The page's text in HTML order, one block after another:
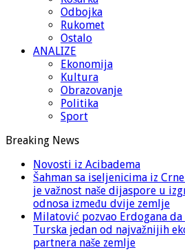
Odbojka
Rukomet
Ostalo
ANALIZE
Ekonomija
Kultura
Obrazovanje
Politika
Sport
Breaking News
Novosti iz Acibadema
Šahman sa iseljenicima iz
je važnost naše dijaspore u
odnosa između dvije zemlje
Milatović pozvao Erdogana
Turska jedan od najvažnijih
partnera naše zemlje